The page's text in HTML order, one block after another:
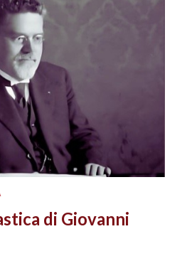
di Giovanni